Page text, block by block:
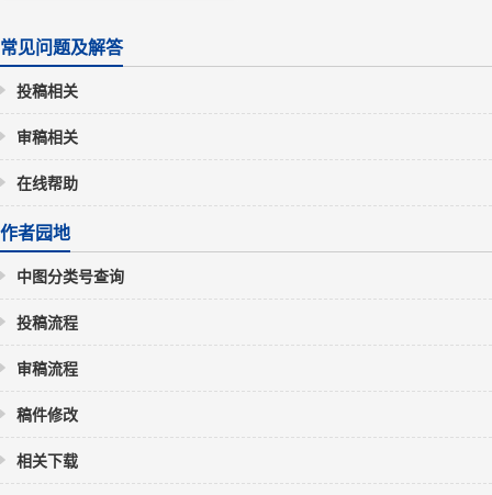
常见问题及解答
投稿相关
审稿相关
在线帮助
作者园地
中图分类号查询
投稿流程
审稿流程
稿件修改
相关下载